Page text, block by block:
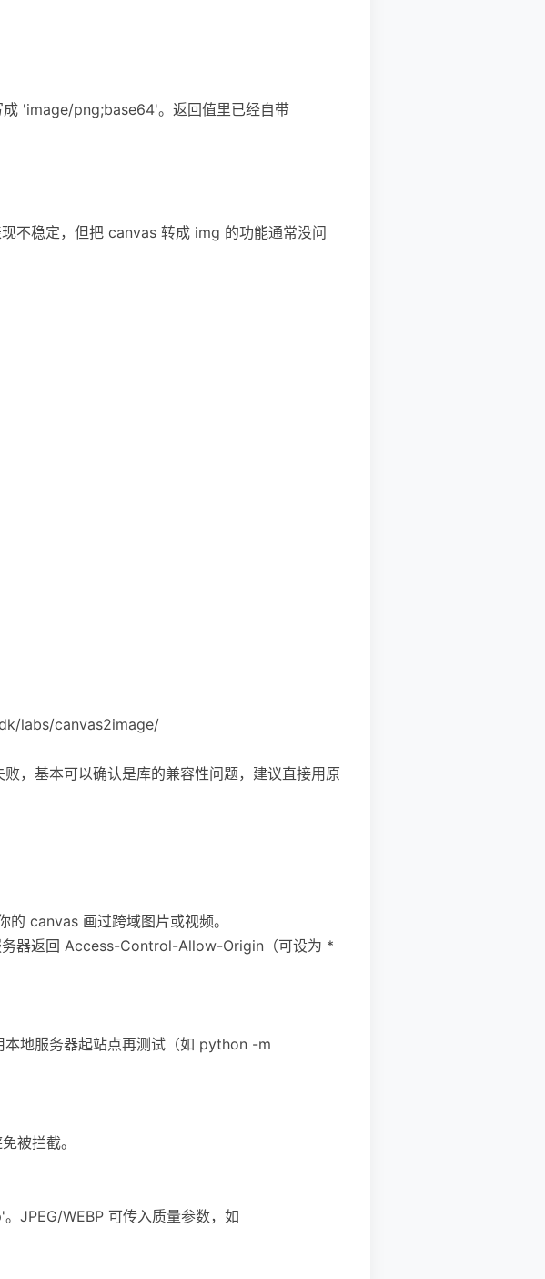
'image/png;base64'。返回值里已经自带
不稳定，但把 canvas 转成 img 的功能通常没问
labs/canvas2image/
，基本可以确认是库的兼容性问题，建议直接用原
canvas 画过跨域图片或视频。
器返回 Access-Control-Allow-Origin（可设为 *
地服务器起站点再测试（如 python -m
被拦截。
JPEG/WEBP 可传入质量参数，如